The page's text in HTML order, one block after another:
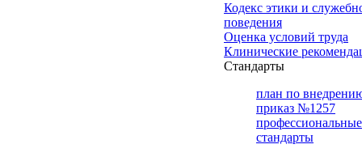
Кодекс этики и
поведения
Оценка условий труда
Клинические
Cтандарты
план по
приказ №1257
профессиональные
стандарты